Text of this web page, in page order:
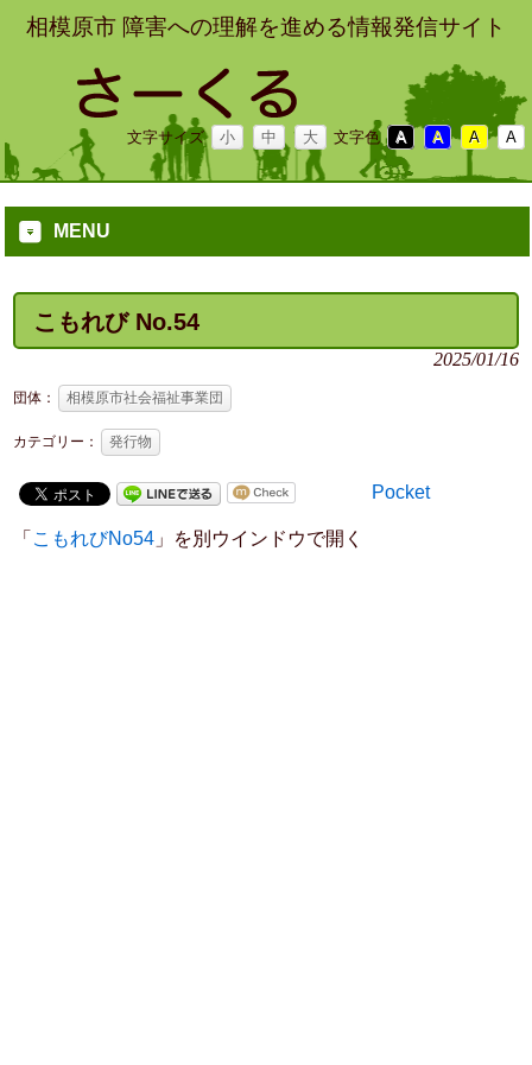
相模原市 障害への理解を進める情報発信サイト
文字サイズ 小 中 大 文字色 A A A A
MENU
こもれび No.54
2025/01/16
団体： 相模原市社会福祉事業団
カテゴリー： 発行物
Pocket
「 こもれびNo54 」を別ウインドウで開く